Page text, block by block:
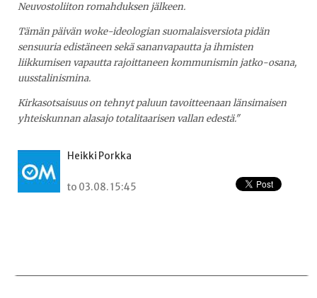
Neuvostoliiton romahduksen jälkeen.
Tämän päivän woke-ideologian suomalaisversiota pidän
sensuuria edistäneen sekä sananvapautta ja ihmisten
liikkumisen vapautta rajoittaneen kommunismin jatko-osana,
uusstalinismina.
Kirkasotsaisuus on tehnyt paluun tavoitteenaan länsimaisen
yhteiskunnan alasajo totalitaarisen vallan edestä."
Heikki Porkka
to 03.08. 15:45